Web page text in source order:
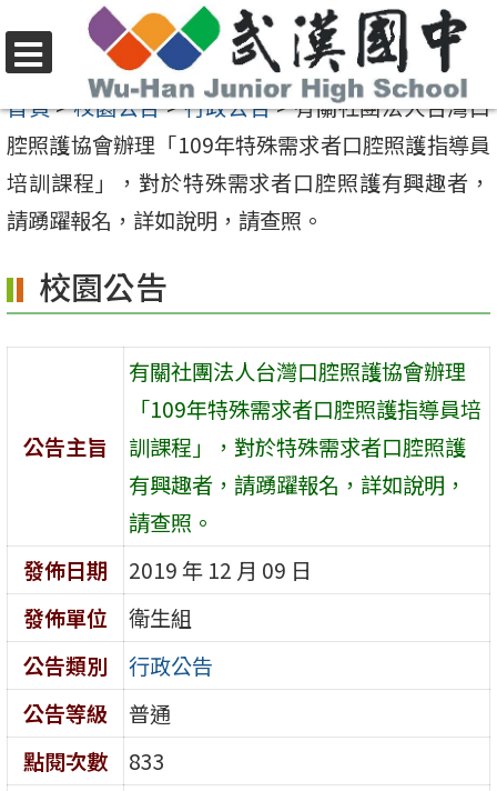
至
要
內
容
選
單
首頁>校園公告>行政公告>有關社團法人台灣口
腔照護協會辦理「109年特殊需求者口腔照護指導員
培訓課程」，對於特殊需求者口腔照護有興趣者，
請踴躍報名，詳如說明，請查照。
校園公告
公告主旨
有關社團法人台灣口腔照護協會辦理
「109年特殊需求者口腔照護指導員培
訓課程」，對於特殊需求者口腔照護
有興趣者，請踴躍報名，詳如說明，
請查照。
發佈日期
2019 年 12 月 09 日
發佈單位
衛生組
公告類別
行政公告
公告等級
普通
點閱次數
833